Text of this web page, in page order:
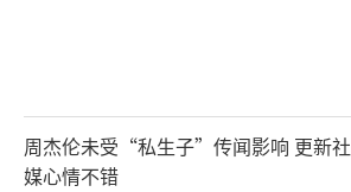
周杰伦未受“私生子”传闻影响 更新社
媒心情不错